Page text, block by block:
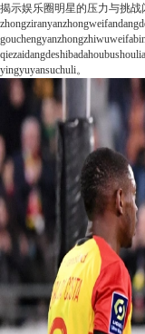
揭示娱乐圈明星的压力与挑战
yingyuyansuchuli。